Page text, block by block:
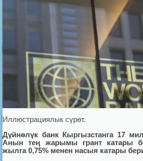
Иллюстрациялык сүрөт.
Дүйнөлүк банк Кыргызстанга 17
Анын тең жарымы грант катары
жылга 0,75% менен насыя катары